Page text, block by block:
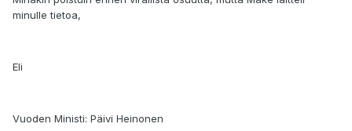
minulle tietoa,
Eli
Vuoden Ministi: Päivi Heinonen